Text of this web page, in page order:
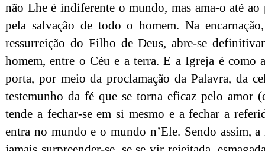
não Lhe é indiferente o mundo, mas ama-o até
pela salvação de todo o homem. Na
ressurreição do Filho de Deus, abre-se
homem, entre o Céu e a terra. E a Igreja é como
porta, por meio da proclamação da Palavra, da
testemunho da fé que se torna eficaz pelo amor
tende a fechar-se em si mesmo e a fechar a
entra no mundo e o mundo n’Ele. Sendo assim,